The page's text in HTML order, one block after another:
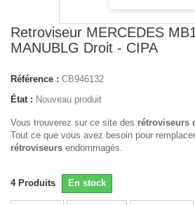
Retroviseur MERCEDES
MANUBLG Droit - CIPA
Référence : CB946132
État : Nouveau produit
Vous trouverez sur ce site des rétroviseurs
Tout ce que vous avez besoin pour remplacer
rétroviseurs endommagés.
4 Produits En stock